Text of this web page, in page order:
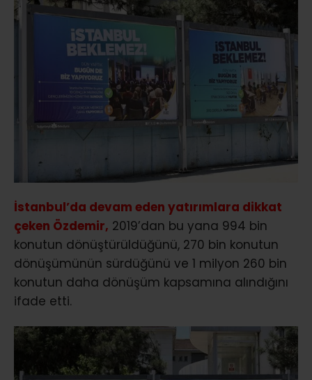
İstanbul’da devam eden yatırımlara dikkat
çeken Özdemir, 2019’dan bu yana 994 bin
konutun dönüştürüldüğünü, 270 bin konutun
dönüşümünün sürdüğünü ve 1 milyon 260 bin
konutun daha dönüşüm kapsamına alındığını
ifade etti.